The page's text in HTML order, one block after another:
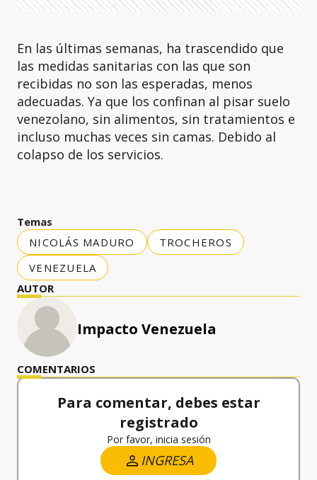
En las últimas semanas, ha trascendido que
las medidas sanitarias con las que son
recibidas no son las esperadas, menos
adecuadas. Ya que los confinan al pisar suelo
venezolano, sin alimentos, sin tratamientos e
incluso muchas veces sin camas. Debido al
colapso de los servicios.
Temas
NICOLÁS MADURO
TROCHEROS
VENEZUELA
AUTOR
Impacto Venezuela
COMENTARIOS
Para comentar, debes estar
registrado
Por favor, inicia sesión
INGRESA